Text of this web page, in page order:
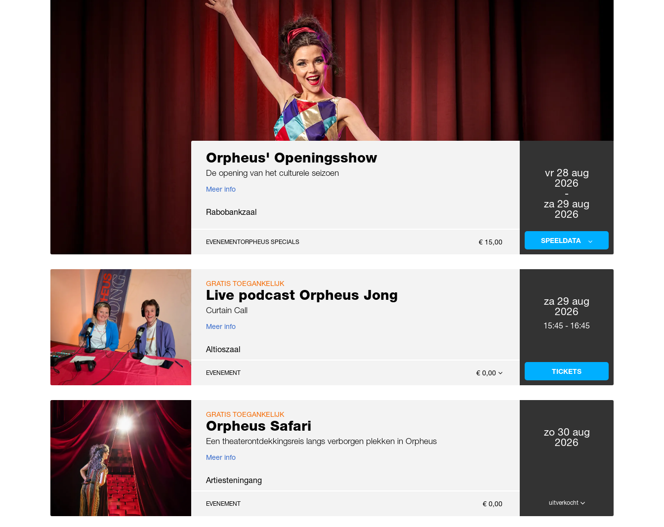
Orpheus' Openingsshow
De opening van het culturele seizoen
Meer info
Rabobankzaal
EVENEMENTORPHEUS SPECIALS € 15,00
vr 28 aug
2026
-
za 29 aug
2026
SPEELDATA
Live podcast Orpheus Jong
Curtain Call
GRATIS TOEGANKELIJK
Meer info
Altioszaal
EVENEMENT € 0,00
za 29 aug
2026
15:45 - 16:45
TICKETS
Orpheus Safari
Een theaterontdekkingsreis langs verborgen plekken in Orpheus
GRATIS TOEGANKELIJK
Meer info
Artiesteningang
EVENEMENT € 0,00
zo 30 aug
2026
uitverkocht